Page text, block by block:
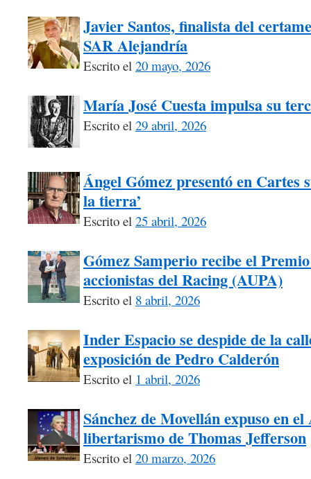
Javier Santos, finalista del
SAR Alejandría
Escrito el 20 mayo, 2026
María José Cuesta impulsa su
Escrito el 29 abril, 2026
Ángel Gómez presentó en Cartes
la tierra’
Escrito el 25 abril, 2026
Gómez Samperio recibe el
accionistas del Racing (AUPA)
Escrito el 8 abril, 2026
Inder Espacio se despide de la
exposición de Pedro Calderón
Escrito el 1 abril, 2026
Sánchez de Movellán expuso en
libertarismo de Thomas Jefferson
Escrito el 20 marzo, 2026